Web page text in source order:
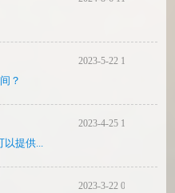
2023-5-22 10:43
？
2023-4-25 16:24
UKCA合‮过规‬程中，我司可‮提以‬供...
2023-3-22 08:31